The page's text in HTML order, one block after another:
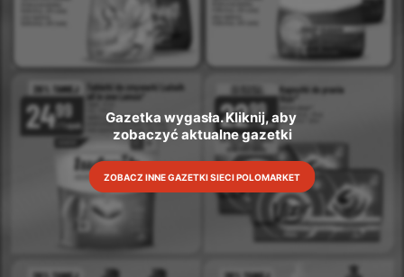
Gazetka wygasła. Kliknij, aby
zobaczyć aktualne gazetki
ZOBACZ INNE GAZETKI SIECI POLOMARKET